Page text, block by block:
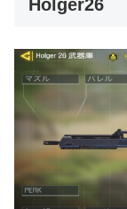
Holger26